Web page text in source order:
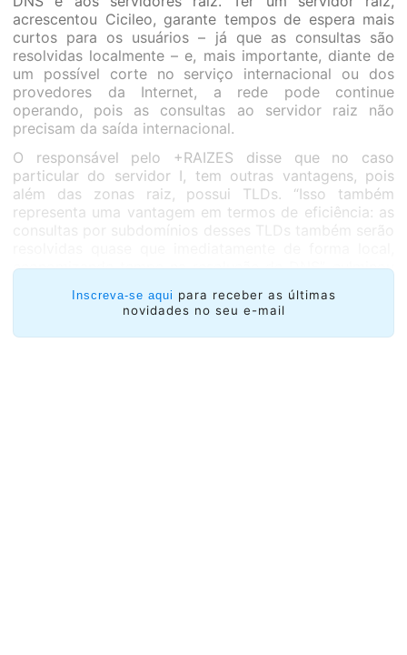
acrescentou Cicileo, garante tempos de espera mais
curtos para os usuários – já que as consultas são
resolvidas localmente – e, mais importante, diante de
um possível corte no serviço internacional ou dos
provedores da Internet, a rede pode continue
operando, pois as consultas ao servidor raiz não
precisam da saída internacional.
O responsável pelo +RAIZES disse que no caso
particular do servidor I, tem outras vantagens, pois
além das zonas raiz, possui TLDs. “Isso também
representa uma vantagem em termos de eficiência: as
consultas por subdomínios desses TLDs também serão
economizando tempo na resolução do DNS”, culminou
31 interessados.Na chamada do ano passado para a
instalação de cópias do I, apresentaram-se 31
Inscreva-se aqui para receber as últimas
novidades no seu e-mail